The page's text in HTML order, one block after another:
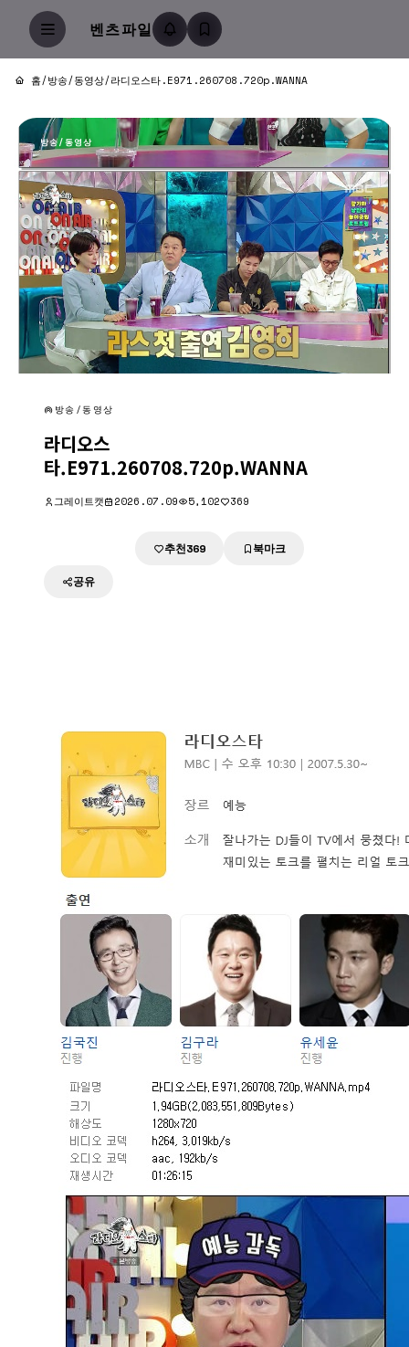
벤츠파일
홈/방송/동영상/라디오스타.E971.260708.720p.WANNA
방송/동영상
방송/동영상
라디오스
타.E971.260708.720p.WANNA
그레이트캣 2026.07.09 5,102 369
추천369 북마크
공유